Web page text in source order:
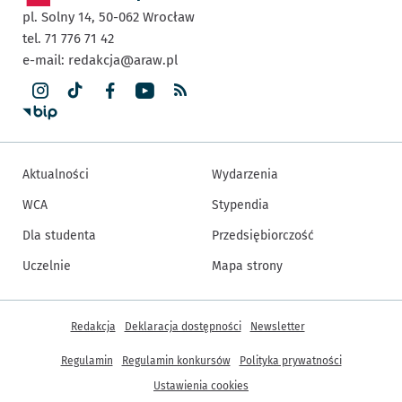
pl. Solny 14, 50-062 Wrocław
tel. 71 776 71 42
e-mail: redakcja@araw.pl
Aktualności
WCA
Dla studenta
Uczelnie
Wydarzenia
Stypendia
Przedsiębiorczość
Mapa strony
Inne informacje
Redakcja Deklaracja dostępności Newsletter
Regulamin Regulamin konkursów
Polityka prywatności
Ustawienia cookies